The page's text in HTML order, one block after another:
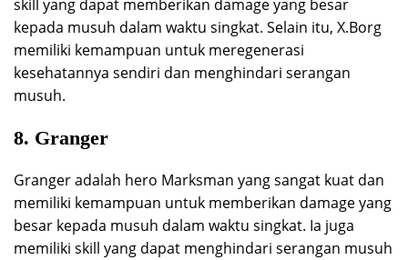
skill yang dapat memberikan damage yang besar
kepada musuh dalam waktu singkat. Selain itu, X.Borg
memiliki kemampuan untuk meregenerasi
kesehatannya sendiri dan menghindari serangan
musuh.
8. Granger
Granger adalah hero Marksman yang sangat kuat dan
memiliki kemampuan untuk memberikan damage yang
besar kepada musuh dalam waktu singkat. Ia juga
memiliki skill yang dapat menghindari serangan musuh